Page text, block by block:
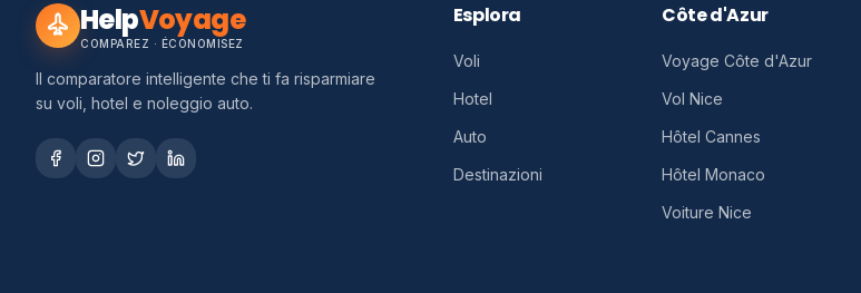
HelpVoyage
COMPAREZ · ÉCONOMISEZ
Il comparatore intelligente che ti fa risparmiare
su voli, hotel e noleggio auto.
Esplora
Voli
Hotel
Auto
Destinazioni
Côte d'Azur
Voyage Côte d'Azur
Vol Nice
Hôtel Cannes
Hôtel Monaco
Voiture Nice